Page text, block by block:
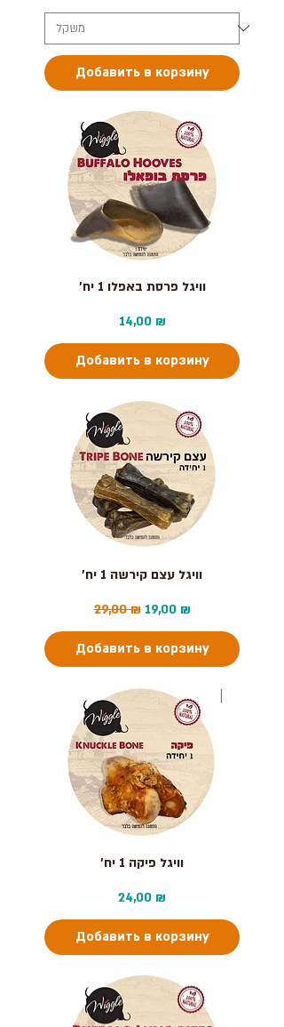
Добавить в корзину
וויגל פרסת באפלו 1 יח׳
Цена
14,00 ₪
Добавить в корзину
וויגל עצם קירשה 1 יח׳
Обычная цена
29,00 ₪ Цена со скидкой
19,00 ₪
Добавить в корзину
וויגל פיקה 1 יח׳
Цена
24,00 ₪
Добавить в корзину